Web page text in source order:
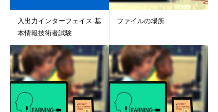
入出力インターフェイス 基
本情報技術者試験
ファイルの場所